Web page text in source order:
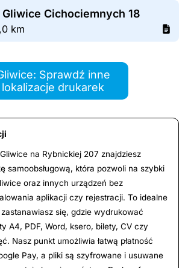
Gliwice Cichociemnych 18
km
Sprawdź inne
lokalizacje drukarek
na Rybnickiej 207 znajdziesz
samoobsługową, która pozwoli na szybki
oraz innych urządzeń bez
aplikacji czy rejestracji. To idealne
się, gdzie wydrukować
A4, PDF, Word, ksero, bilety, CV czy
Nasz punkt umożliwia łatwą płatność
Pay, a pliki są szyfrowane i usuwane